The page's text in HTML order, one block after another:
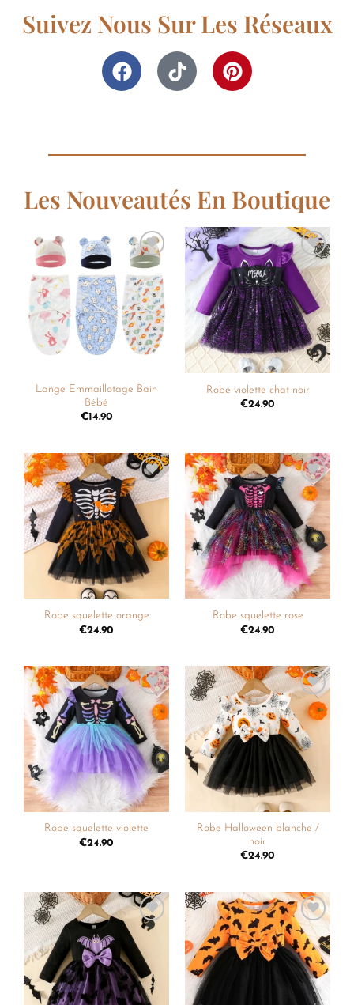
Suivez Nous Sur Les Réseaux
Les Nouveautés En Boutique
Ajouter
à la
liste de
souhaits
Lange Emmaillotage Bain
Bébé
€14.90
Ajouter
à la
liste de
souhaits
Robe violette chat noir
€24.90
Ajouter
à la
liste de
souhaits
Robe squelette orange
€24.90
Ajouter
à la
liste de
souhaits
Robe squelette rose
€24.90
Ajouter
à la
liste de
souhaits
Robe squelette violette
€24.90
Ajouter
à la
liste de
souhaits
Robe Halloween blanche /
noir
€24.90
Ajouter
liste de
souhaits
Ajouter
à la
liste de
souhaits